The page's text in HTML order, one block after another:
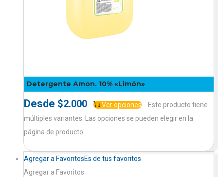
Detergente Amon. 10% «Limón»
Desde $2.000 Ver opciones
Este producto tiene
múltiples variantes. Las opciones se pueden elegir en la
página de producto
Agregar a FavoritosEs de tus favoritos
Agregar a Favoritos